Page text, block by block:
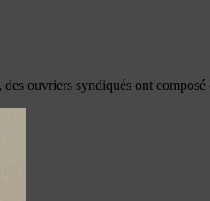
des ouvriers syndiqués ont composé